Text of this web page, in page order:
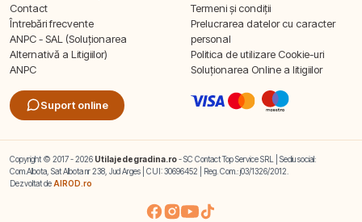
Contact
Întrebări frecvente
ANPC - SAL (Soluționarea
Alternativă a Litigiilor)
ANPC
Suport online
Termeni și condiții
Prelucrarea datelor cu caracter
personal
Politica de utilizare Cookie-uri
Soluționarea Online a litigiilor
Copyright © 2017 - 2026 Utilajedegradina.ro- SC Contact Top Service SRL | Sediu social:
Com.Albota, Sat Albota nr 238, Jud Arges | CUI: 30696452 | Reg. Com.: j03/1326/2012.
Dezvoltat de AIROD.ro